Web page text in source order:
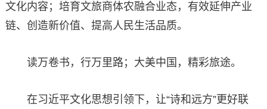
文化内容；培育文旅商体农融合业态，有效延伸产业
链、创造新价值、提高人民生活品质。
读万卷书，行万里路；大美中国，精彩旅途。
在习近平文化思想引领下，让“诗和远方”更好联